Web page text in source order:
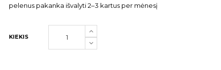
pelenus pakanka išvalyti 2–3 kartus per mėnesį
KIEKIS